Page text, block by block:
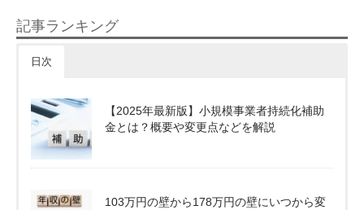
記事ランキング
日次
【2025年最新版】小規模事業者持続化補助
金とは？概要や変更点などを解説
103万円の壁から178万円の壁にいつから変